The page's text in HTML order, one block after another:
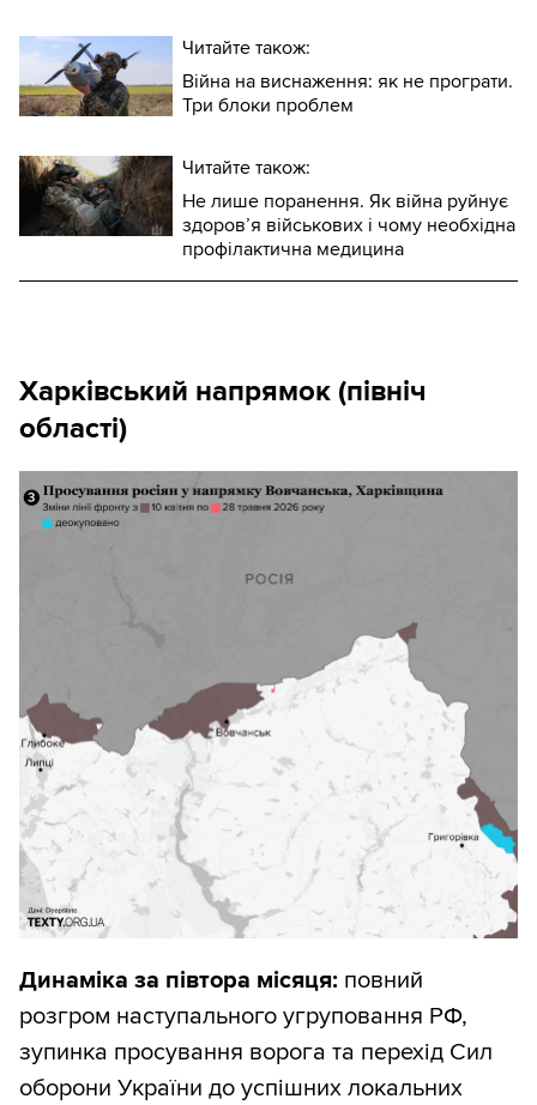
Читайте також:
Війна на виснаження: як не програти.
Три блоки проблем
Читайте також:
Не лише поранення. Як війна руйнує
здоров’я військових і чому необхідна
профілактична медицина
Харківський напрямок (північ
області)
Динаміка за півтора місяця: повний
розгром наступального угруповання РФ,
зупинка просування ворога та перехід Сил
оборони України до успішних локальних